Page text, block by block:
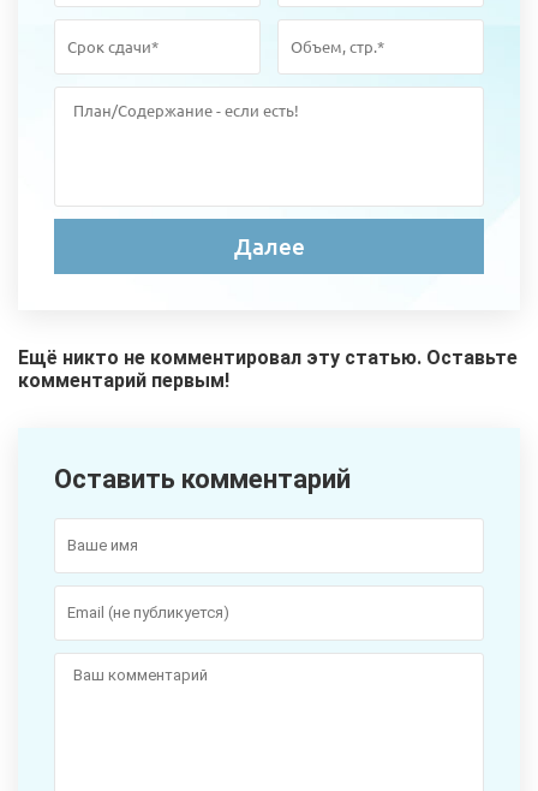
Ещё никто не комментировал эту статью. Оставьте
комментарий первым!
Оставить комментарий